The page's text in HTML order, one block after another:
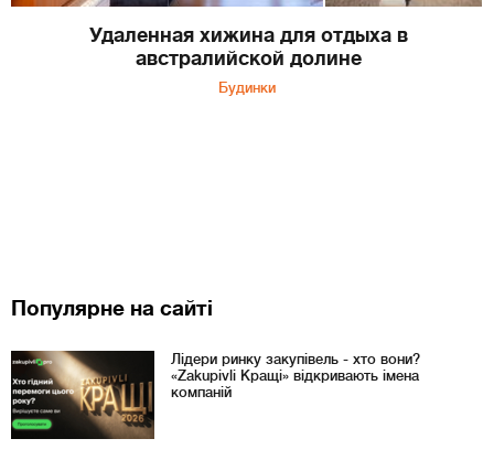
Удаленная хижина для отдыха в
австралийской долине
Будинки
Популярне на сайті
Лідери ринку закупівель - хто вони?
«Zakupivli Кращі» відкривають імена
компаній